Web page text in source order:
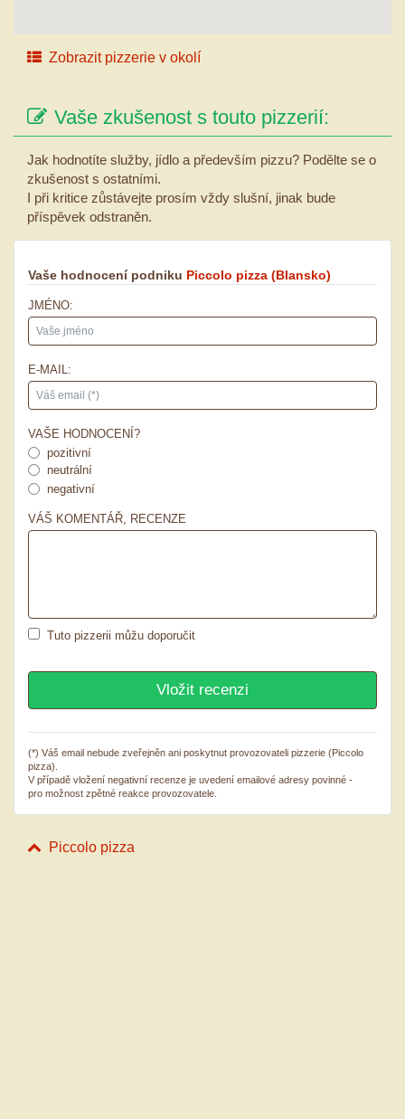
Zobrazit pizzerie v okolí
Vaše zkušenost s touto pizzerií:
Jak hodnotíte služby, jídlo a především pizzu? Podělte se o
zkušenost s ostatními.
I při kritice zůstávejte prosím vždy slušní, jinak bude
příspěvek odstraněn.
Vaše hodnocení podniku Piccolo pizza (Blansko)
JMÉNO:
E-MAIL:
VAŠE HODNOCENÍ?
pozitivní
neutrální
negativní
VÁŠ KOMENTÁŘ, RECENZE
Tuto pizzerii můžu doporučit
(*) Váš email nebude zveřejněn ani poskytnut provozovateli pizzerie (Piccolo
pizza).
V případě vložení negativní recenze je uvedení emailové adresy povinné -
pro možnost zpětné reakce provozovatele.
Piccolo pizza